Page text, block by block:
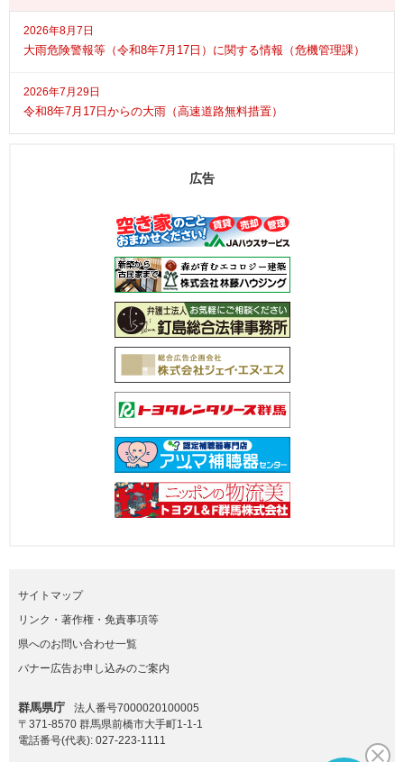
2026年8月7日
大雨危険警報等（令和8年7月17日）に関する情報（危機管理課）
2026年7月29日
令和8年7月17日からの大雨（高速道路無料措置）
広告
サイトマップ
リンク・著作権・免責事項等
県へのお問い合わせ一覧
バナー広告お申し込みのご案内
群馬県庁
法人番号7000020100005
〒371-8570 群馬県前橋市大手町1-1-1
電話番号(代表): 027-223-1111